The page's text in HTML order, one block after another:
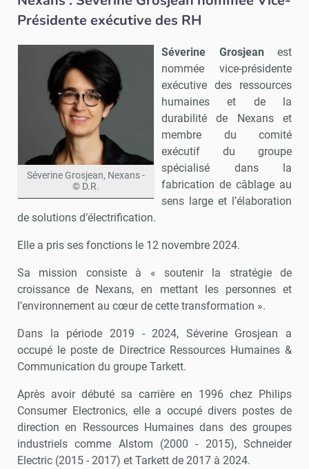
Présidente exécutive des RH
Séverine Grosjean, Nexans -
© D.R.
Séverine Grosjean est
nommée vice-présidente
exécutive des ressources
humaines et de la
durabilité de Nexans et
membre du comité
exécutif du groupe
spécialisé dans la
fabrication de câblage au
sens large et l’élaboration
de solutions d’électrification.
Elle a pris ses fonctions le 12 novembre 2024.
Sa mission consiste à « soutenir la stratégie de
croissance de Nexans, en mettant les personnes et
l’environnement au cœur de cette transformation ».
Dans la période 2019 - 2024, Séverine Grosjean a
occupé le poste de Directrice Ressources Humaines &
Communication du groupe Tarkett.
Après avoir débuté sa carrière en 1996 chez Philips
Consumer Electronics, elle a occupé divers postes de
direction en Ressources Humaines dans des groupes
industriels comme Alstom (2000 - 2015), Schneider
Electric (2015 - 2017) et Tarkett de 2017 à 2024.